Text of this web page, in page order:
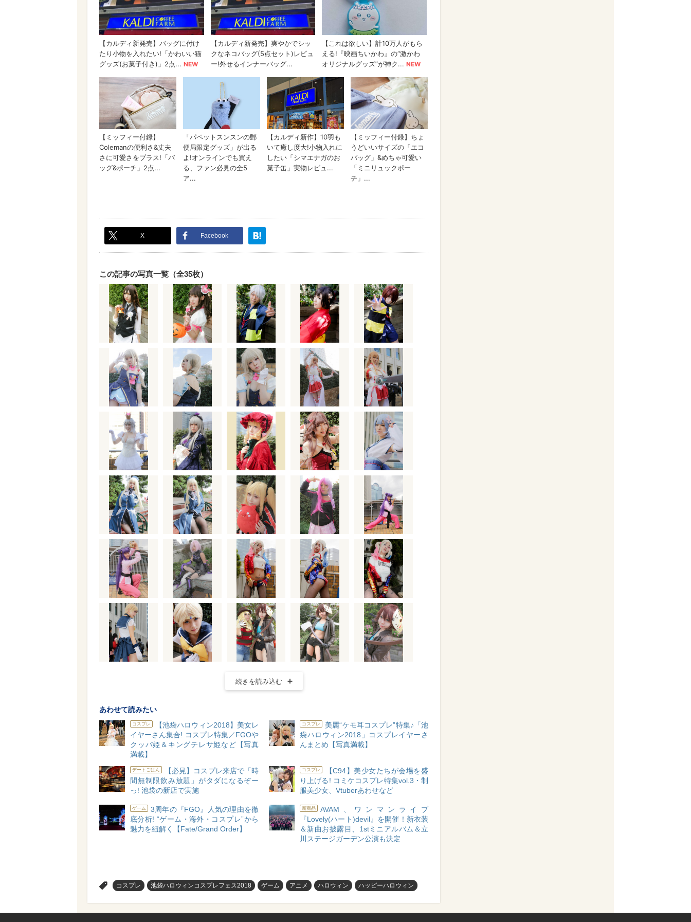
X Facebook
この記事の写真一覧（全35枚）
続きを読み込む
あわせて読みたい
コスプレ
【池袋ハロウィン2018】美女レ
イヤーさん集合! コスプレ特集／FGOや
クッパ姫＆キングテレサ姫など【写真
満載】
コスプレ
美麗“ケモ耳コスプレ”特集♪「池
袋ハロウィン2018」コスプレイヤーさ
んまとめ【写真満載】
デートごはん
【必見】コスプレ来店で「時
間無制限飲み放題」がタダになるぞー
っ! 池袋の新店で実施
コスプレ
【C94】美少女たちが会場を盛
り上げる! コミケコスプレ特集vol.3・制
服美少女、Vtuberあわせなど
ゲーム
3周年の『FGO』人気の理由を徹
底分析! “ゲーム・海外・コスプレ”から
魅力を紐解く【Fate/Grand Order】
新商品
AVAM、ワンマンライブ
『Lovely(ハート)devil』を開催！新衣装
＆新曲お披露目、1stミニアルバム＆立
川ステージガーデン公演も決定
コスプレ 池袋ハロウィンコスプレフェス2018 ゲーム アニメ ハロウィン ハッピーハロウィン